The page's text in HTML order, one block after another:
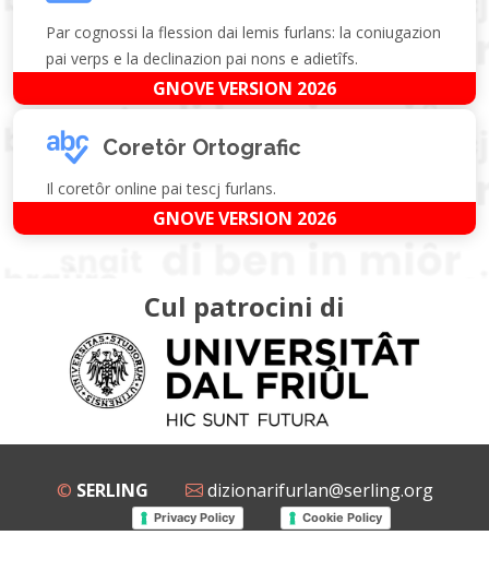
Par cognossi la flession dai lemis furlans: la coniugazion
pai verps e la declinazion pai nons e adietîfs.
GNOVE VERSION 2026
Coretôr Ortografic
Il coretôr online pai tescj furlans.
GNOVE VERSION 2026
Cul patrocini di
© SERLING dizionarifurlan@serling.org
Privacy Policy Cookie Policy